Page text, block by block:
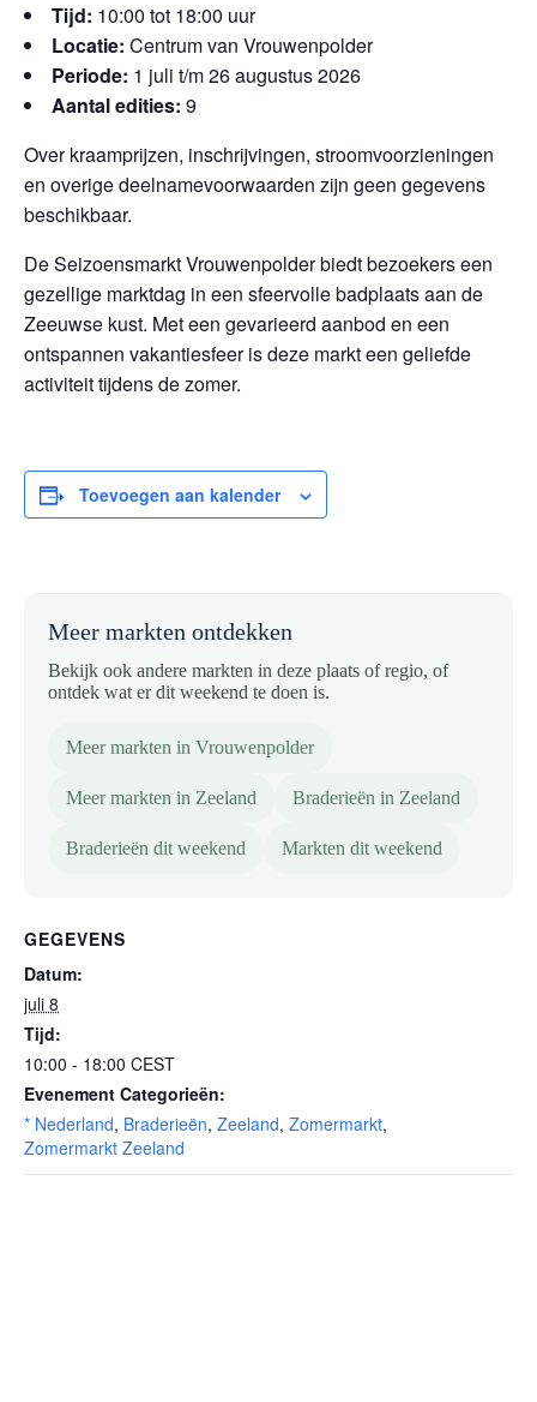
Tijd: 10:00 tot 18:00 uur
Locatie: Centrum van Vrouwenpolder
Periode: 1 juli t/m 26 augustus 2026
Aantal edities: 9
Over kraamprijzen, inschrijvingen, stroomvoorzieningen
en overige deelnamevoorwaarden zijn geen gegevens
beschikbaar.
De Seizoensmarkt Vrouwenpolder biedt bezoekers een
gezellige marktdag in een sfeervolle badplaats aan de
Zeeuwse kust. Met een gevarieerd aanbod en een
ontspannen vakantiesfeer is deze markt een geliefde
activiteit tijdens de zomer.
Toevoegen aan kalender
Meer markten ontdekken
Bekijk ook andere markten in deze plaats of regio, of
ontdek wat er dit weekend te doen is.
Meer markten in Vrouwenpolder
Meer markten in Zeeland Braderieën in Zeeland
Braderieën dit weekend Markten dit weekend
GEGEVENS
Datum:
juli 8
Tijd:
10:00 - 18:00 CEST
Evenement Categorieën:
* Nederland, Braderieën, Zeeland, Zomermarkt,
Zomermarkt Zeeland